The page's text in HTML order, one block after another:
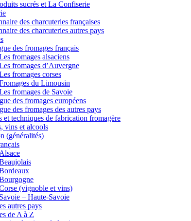
sucrés et La Confiserie
des charcuteries françaises
des charcuteries autres pays
des fromages français
fromages alsaciens
fromages d’Auvergne
fromages corses
du Limousin
fromages de Savoie
des fromages européens
des fromages des autres pays
et techniques de fabrication fromagère
vins et alcools
(généralités)
Alsace
(vignoble et vins)
Savoie – Haute-Savoie
autres pays
de A à Z